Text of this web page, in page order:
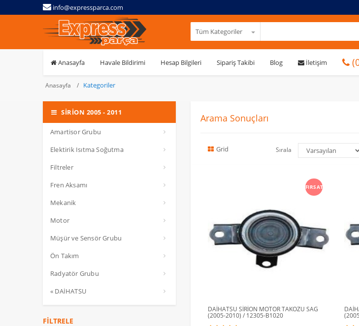
info@expressparca.com
Tüm Kategoriler
Anasayfa Havale Bildirimi Hesap Bilgileri Sipariş Takibi Blog İletişim
Anasayfa Kategoriler
SİRİON 2005 - 2011
Amartisor Grubu
Elektirik Isıtma Soğutma
Filtreler
Fren Aksamı
Mekanik
Motor
Müşür ve Sensör Grubu
Ön Takım
Radyatör Grubu
« DAİHATSU
FILTRELE
Arama Sonuçları
Grid Sırala
FIRSAT
DAİHATSU SİRİON MOTOR TAKOZU SAG
(2005-2010) / 12305-B1020